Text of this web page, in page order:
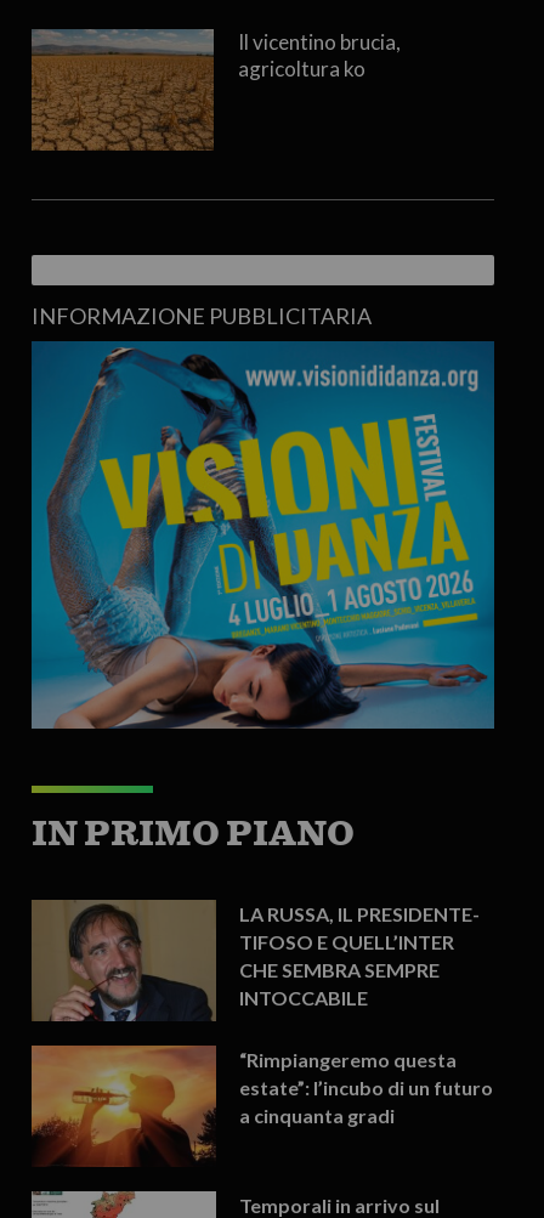
Il vicentino brucia,
agricoltura ko
INFORMAZIONE PUBBLICITARIA
IN PRIMO PIANO
LA RUSSA, IL PRESIDENTE-
TIFOSO E QUELL’INTER
CHE SEMBRA SEMPRE
INTOCCABILE
“Rimpiangeremo questa
estate”: l’incubo di un futuro
a cinquanta gradi
Temporali in arrivo sul